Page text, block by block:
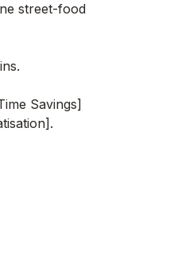
street-food
Savings]